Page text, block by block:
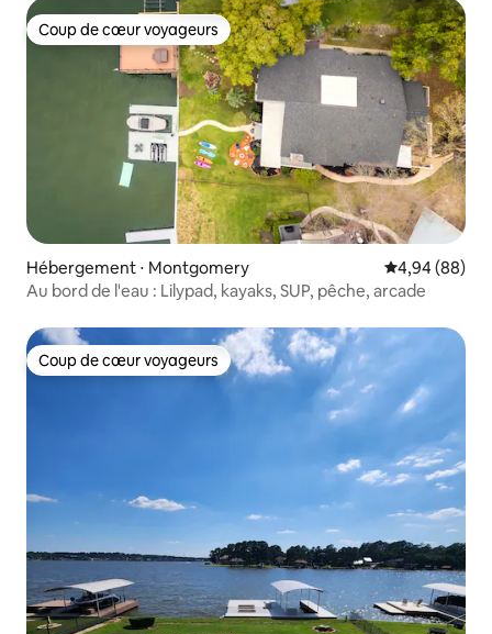
Coup de cœur voyageurs
Coup de cœur voyageurs
Hébergement ⋅ Montgomery Évaluation
4,94 (88)
Au bord de l'eau : Lilypad, kayaks, SUP, pêche, arcade
Coup de cœur voyageurs
Coup de cœur voyageurs